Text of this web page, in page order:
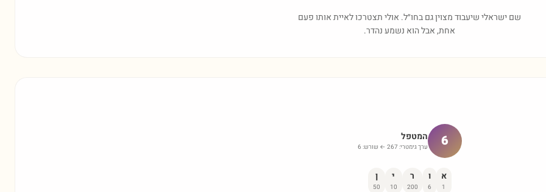
שם ישראלי שיעבוד מצוין גם בחו״ל. אולי תצטרכו לאיית אותו פעם
אחת, אבל הוא נשמע נהדר.
6 המטפל
ערך גימטרי: 267 ← שורש: 6
א
1
ו
6
ר
200
י
10
ן
50